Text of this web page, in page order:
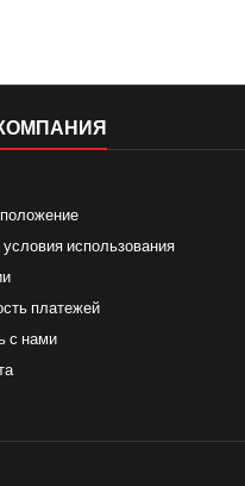
использования
платежей
с нами